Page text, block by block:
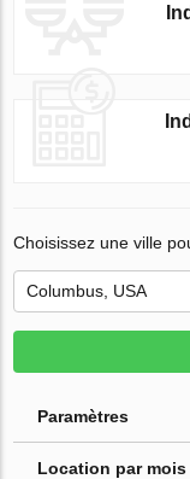
Choisissez une ville
Paramètres
Location par mois